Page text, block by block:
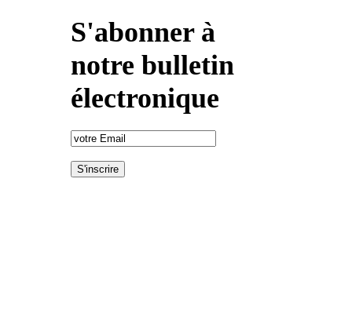
S'abonner à
notre bulletin
électronique